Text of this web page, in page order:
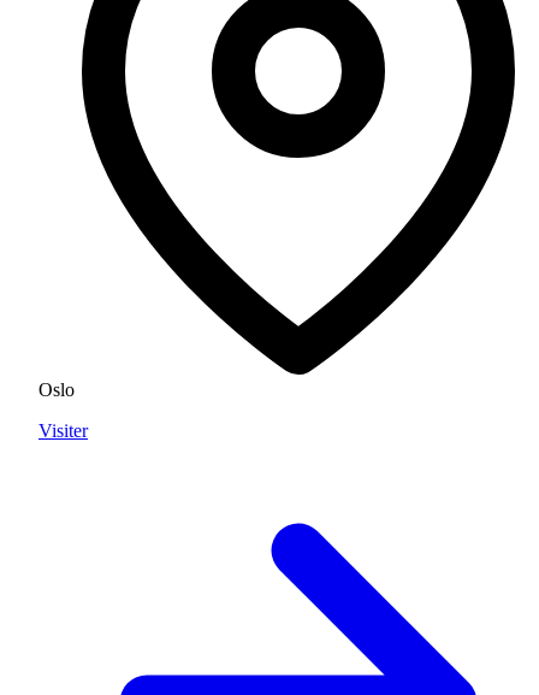
Oslo
Visiter